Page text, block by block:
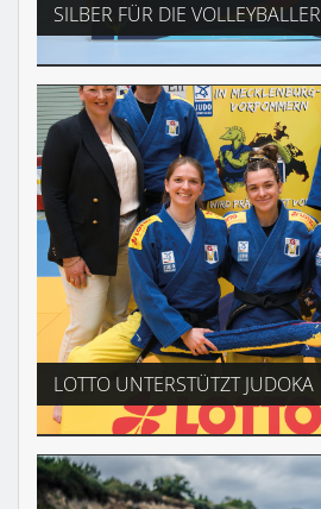
SILBER FÜR DIE VOLLEYBALLER
LOTTO UNTERSTÜTZT JUDOKA